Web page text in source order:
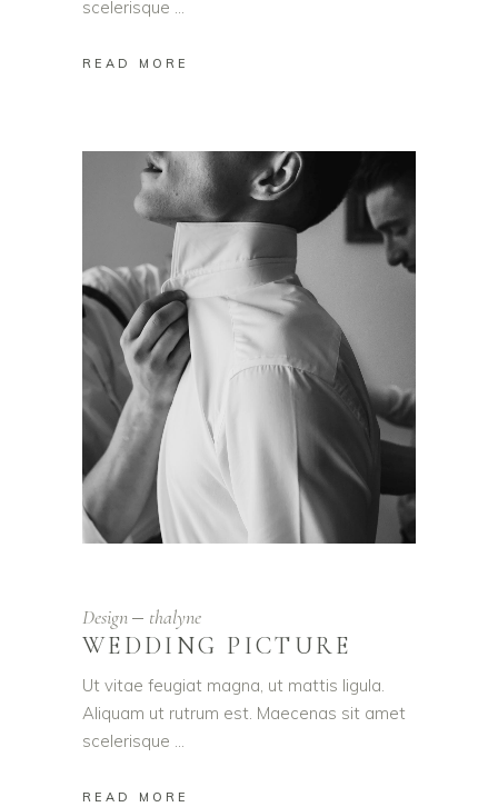
scelerisque
READ MORE
Design thalyne
WEDDING PICTURE
Ut vitae feugiat magna, ut mattis ligula.
Aliquam ut rutrum est. Maecenas sit amet
scelerisque
READ MORE